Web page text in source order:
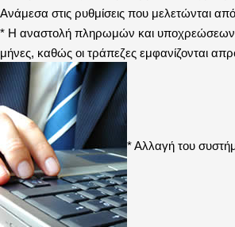
Ανάμεσα στις ρυθμίσεις που μελετώνται
* Η αναστολή πληρωμών και υποχρεώσεων
μήνες, καθώς οι τράπεζες εμφανίζονται
* Αλλαγή του